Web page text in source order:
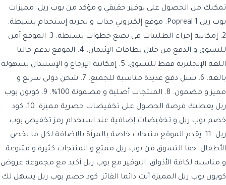
تمكنك من الحصول على توفير حقيقي و مؤكد من بوب ريل. مميزات
بوب ريل Popreal 1. موقع إلكتروني جذاب و تجربة إستخدام بسيطة.
2. إمكانية إجراء الطلبيات فى بضع خطوات بسيطة. 3. الموقع آمن
للتسوق و الدفع من خلال بطاقات الإئتمان. 4. الموقع يدعم حاليا
اللغة الإنجليزية فقط للتسوق. 5. إمكانية الإرجاع و الإستبدال بسهولة
بالغة. 6. سبل دفع عديدة مناسبة للجميع. 7. شحن دولى سريع و
مميز و مضمون. 8. المنتجات أصلية و مضمونة 100%. 9. كوبون بوب
ريل يعطيك فرصة الحصول على تخفيضات حصرية مميزة. 10. كود
خصم بوب ريل و تخفيضات إضافية عند استخدام رمز تخفيض بوب
ريل. 11. يقدم الموقع منتجات خاصة بالمرأة بالإضافة لكل ما يخص
الأطفال. حقا التسوق من بوب ريل ممتع و المنتجات كثيرة و متنوعة
و مناسبة لكافة الأذواق. التوفير مع بوب ريل أكيد مع مجموعة عروض
كوبون بوب ريل المميزة أنت دائما الفائز. كود خصم بوب ريل يسهل لك